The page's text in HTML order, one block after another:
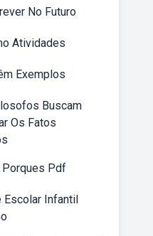
No Futuro
Atividades
Exemplos
Buscam
Os Fatos
Pdf
Escolar Infantil